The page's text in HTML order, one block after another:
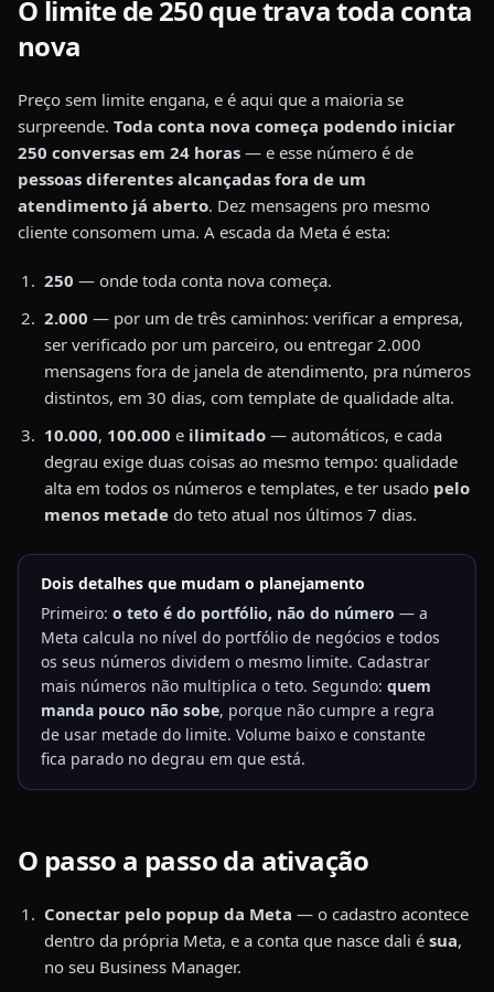
O limite de 250 que trava toda conta
nova
Preço sem limite engana, e é aqui que a maioria se
surpreende. Toda conta nova começa podendo iniciar
250 conversas em 24 horas — e esse número é de
pessoas diferentes alcançadas fora de um
atendimento já aberto. Dez mensagens pro mesmo
cliente consomem uma. A escada da Meta é esta:
250 — onde toda conta nova começa.
2.000 — por um de três caminhos: verificar a empresa,
ser verificado por um parceiro, ou entregar 2.000
mensagens fora de janela de atendimento, pra números
distintos, em 30 dias, com template de qualidade alta.
10.000, 100.000 e ilimitado — automáticos, e cada
degrau exige duas coisas ao mesmo tempo: qualidade
alta em todos os números e templates, e ter usado pelo
menos metade do teto atual nos últimos 7 dias.
Dois detalhes que mudam o planejamento
Primeiro: o teto é do portfólio, não do número — a
Meta calcula no nível do portfólio de negócios e todos
os seus números dividem o mesmo limite. Cadastrar
mais números não multiplica o teto. Segundo: quem
manda pouco não sobe, porque não cumpre a regra
de usar metade do limite. Volume baixo e constante
fica parado no degrau em que está.
O passo a passo da ativação
Conectar pelo popup da Meta — o cadastro acontece
dentro da própria Meta, e a conta que nasce dali é sua,
no seu Business Manager.